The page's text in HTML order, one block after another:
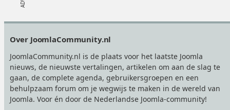
Over JoomlaCommunity.nl
JoomlaCommunity.nl is de plaats voor het laatste Joomla
nieuws, de nieuwste vertalingen, artikelen om aan de slag te
gaan, de complete agenda, gebruikersgroepen en een
behulpzaam forum om je wegwijs te maken in de wereld van
Joomla. Voor én door de Nederlandse Joomla-community!